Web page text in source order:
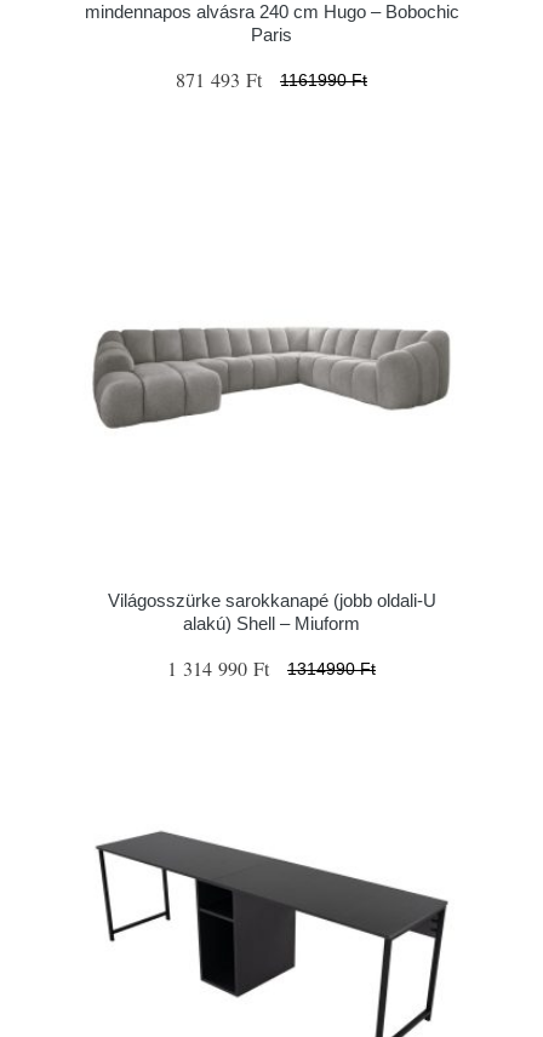
mindennapos alvásra 240 cm Hugo – Bobochic
Paris
871 493 Ft 1161990 Ft
Világosszürke sarokkanapé (jobb oldali-U
alakú) Shell – Miuform
1 314 990 Ft 1314990 Ft